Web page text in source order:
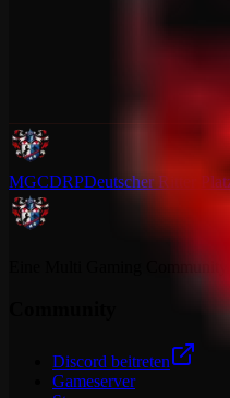
MGCDRPDeutscher Ritter
Eine Multi Gaming
Discord beitreten
Gameserver